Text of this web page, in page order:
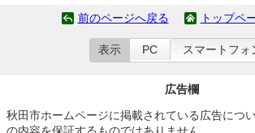
前のページへ戻る トップペ
表示 PC スマートフォ
広告欄
秋田市ホームページに掲載されている広告につ